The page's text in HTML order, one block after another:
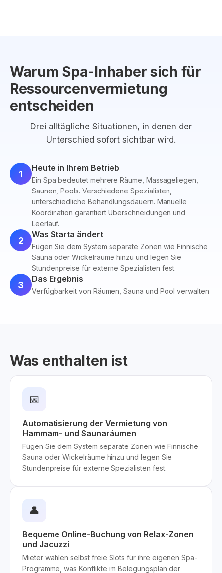
Warum Spa-Inhaber sich für
Ressourcenvermietung
entscheiden
Drei alltägliche Situationen, in denen der
Unterschied sofort sichtbar wird.
1
Heute in Ihrem Betrieb
Ein Spa bedeutet mehrere Räume, Massageliegen,
Saunen, Pools. Verschiedene Spezialisten,
unterschiedliche Behandlungsdauern. Manuelle
Koordination garantiert Überschneidungen und
Leerlauf.
2
Was Starta ändert
Fügen Sie dem System separate Zonen wie Finnische
Sauna oder Wickelräume hinzu und legen Sie
Stundenpreise für externe Spezialisten fest.
3
Das Ergebnis
Verfügbarkeit von Räumen, Sauna und Pool verwalten
Was enthalten ist
📅
Automatisierung der Vermietung von
Hammam- und Saunaräumen
Fügen Sie dem System separate Zonen wie Finnische
Sauna oder Wickelräume hinzu und legen Sie
Stundenpreise für externe Spezialisten fest.
👤
Bequeme Online-Buchung von Relax-Zonen
und Jacuzzi
Mieter wählen selbst freie Slots für ihre eigenen Spa-
Programme, was Konflikte im Belegungsplan der